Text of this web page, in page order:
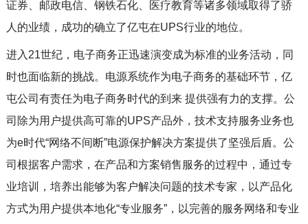
证券、邮政电信、钢铁石化、医疗教育等诸多领域取得了骄
人的业绩，成功的确立了亿屯在UPS行业的地位。
进入21世纪，电子商务正迅速演变成为标准的业务活动，同
时也面临新的挑战。电源系统作为电子商务的基础环节，亿
屯公司有责任为电子商务时代的到来 提供强有力的支撑。公
司除为用户提供高可靠的UPS产品外，技术支持服务业务也
为e时代“网络不间断”电源保护解决方案提供了坚强后盾。公
司根据客户需求，在产品和方案销售服务的过程中，通过专
业培训，培养出能够为客户解决问题的技术专家，以产品化
方式为用户提供本地化“专业服务”，以完善的服务网络和专业